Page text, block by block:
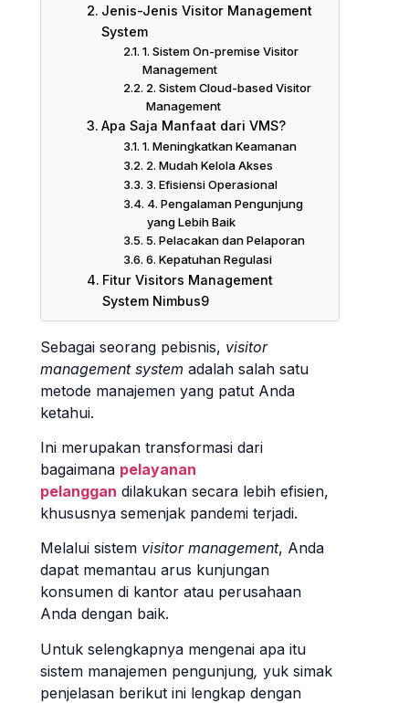
Jenis-Jenis Visitor Management
System
1. Sistem On-premise Visitor
Management
2. Sistem Cloud-based Visitor
Management
Apa Saja Manfaat dari VMS?
1. Meningkatkan Keamanan
2. Mudah Kelola Akses
3. Efisiensi Operasional
4. Pengalaman Pengunjung
yang Lebih Baik
5. Pelacakan dan Pelaporan
6. Kepatuhan Regulasi
Fitur Visitors Management
System Nimbus9
Sebagai seorang pebisnis, visitor
management system adalah salah satu
metode manajemen yang patut Anda
ketahui.
Ini merupakan transformasi dari
bagaimana pelayanan
pelanggan dilakukan secara lebih efisien,
khususnya semenjak pandemi terjadi.
Melalui sistem visitor management, Anda
dapat memantau arus kunjungan
konsumen di kantor atau perusahaan
Anda dengan baik.
Untuk selengkapnya mengenai apa itu
sistem manajemen pengunjung, yuk simak
penjelasan berikut ini lengkap dengan